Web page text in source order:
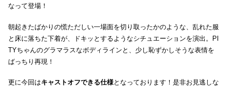
なって登場！
朝起きたばかりの慌ただしい一場面を切り取ったかのような、乱れた服
と床に落ちた下着が、ドキッとするようなシチュエーションを演出。PI
TYちゃんのグラマラスなボディラインと、少し恥ずかしそうな表情を
ばっちり再現！
更に今回はキャストオフできる仕様となっております！是非お見逃しな